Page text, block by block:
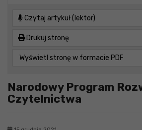
Czytaj artykuł (lektor)
Drukuj stronę
Wyświetl stronę w formacie PDF
Narodowy Program
Czytelnictwa